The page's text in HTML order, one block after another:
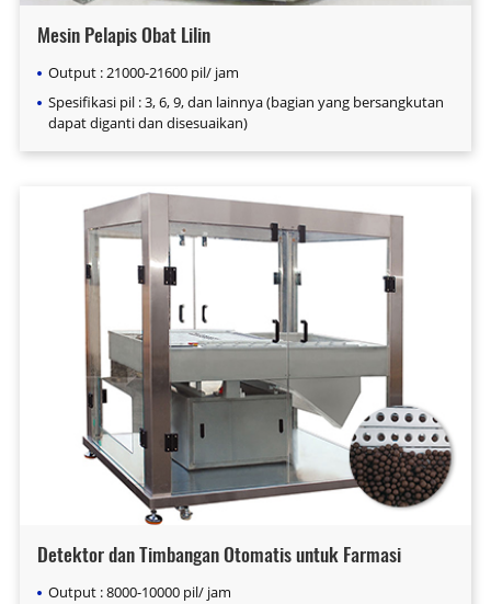
Mesin Pelapis Obat Lilin
Output : 21000-21600 pil/ jam
Spesifikasi pil : 3, 6, 9, dan lainnya (bagian yang bersangkutan
dapat diganti dan disesuaikan)
Detektor dan Timbangan Otomatis untuk Farmasi
Output : 8000-10000 pil/ jam